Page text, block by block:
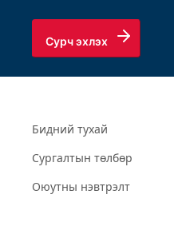
Сурч эхлэх
Бидний тухай
Сургалтын төлбөр
Оюутны нэвтрэлт